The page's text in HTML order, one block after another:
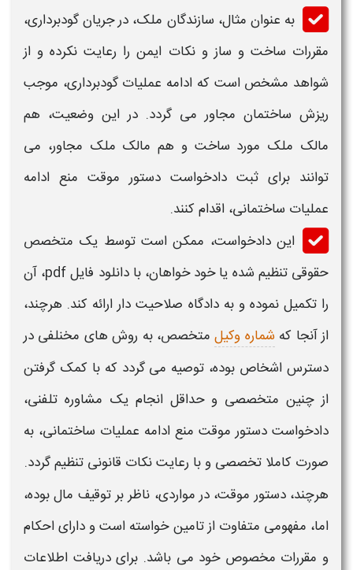
به عنوان مثال، سازندگان ملک، در جریان گودبرداری،
مقررات ساخت و ساز و نکات ایمن را رعایت نکرده و از
شواهد مشخص است که ادامه عملیات گودبرداری، موجب
ریزش ساختمان مجاور می گردد. در این وضعیت، هم
مالک ملک مورد ساخت و هم مالک ملک مجاور، می
توانند برای ثبت دادخواست دستور موقت منع ادامه
عملیات ساختمانی، اقدام کنند.
این دادخواست، ممکن است توسط یک متخصص
حقوقی تنظیم شده یا خود خواهان، با دانلود فایلpdf، آن
را تکمیل نموده و به دادگاه صلاحیت دار ارائه کند. هرچند،
از آنجا که شماره وکیلمتخصص، به روش های مخنلفی در
دسترس اشخاص بوده، توصیه می گردد که با کمک گرفتن
از چنین متخصصی و حداقل انجام یک مشاوره تلفنی،
دادخواست دستور موقت منع ادامه عملیات ساختمانی، به
صورت کاملا تخصصی و با رعایت نکات قانونی تنظیم گردد.
هرچند،دستور موقت، در مواردی، ناظر بر توقیف مال بوده،
اما، مفهومی متفاوت از تامین خواسته است و دارای احکام
و مقررات مخصوص خود می باشد. برای دریافت اطلاعات